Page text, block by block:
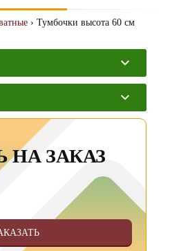
› Тумбочки высота 60 см
НА ЗАКАЗ